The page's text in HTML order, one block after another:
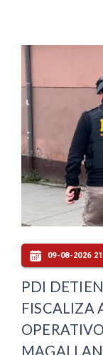
09-08-2026
PDI
FISCALIZA